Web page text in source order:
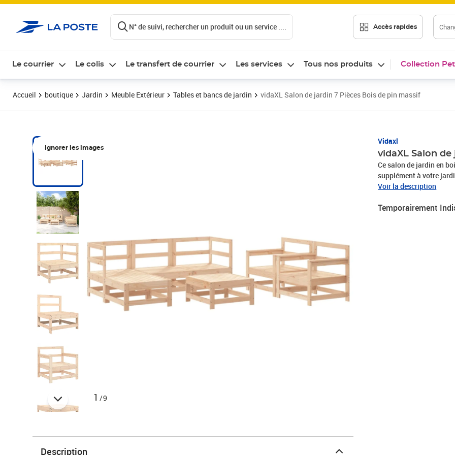
N° de suivi, rechercher un produit ou un service .... Accès rapides
Le courrier Le colis Le transfert de courrier Les services Tous nos produits Collection
Accueil boutique Jardin Meuble Extérieur Tables et bancs de jardin vidaXL Salon de jardin 7 Pièces Bois de pin massif
Ignorer les images
1 /9
Vidaxl
vidaXL Salon
Ce salon de jardin en
supplément à votre
votre famille ou vos
son aspect
combiner avec
Voir la description
Temporairement
Description